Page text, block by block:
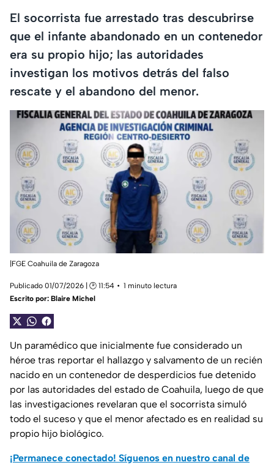
El socorrista fue arrestado tras descubrirse
que el infante abandonado en un contenedor
era su propio hijo; las autoridades
investigan los motivos detrás del falso
rescate y el abandono del menor.
|FGE Coahuila de Zaragoza
Publicado 01/07/2026 | 🕑 11:54
1 minuto lectura
Escrito por: Blaire Michel
Un paramédico que inicialmente fue considerado un
héroe tras reportar el hallazgo y salvamento de un recién
nacido en un contenedor de desperdicios fue detenido
por las autoridades del estado de Coahuila, luego de que
las investigaciones revelaran que el socorrista simuló
todo el suceso y que el menor afectado es en realidad su
propio hijo biológico.
¡Permanece conectado! Síguenos en nuestro canal de